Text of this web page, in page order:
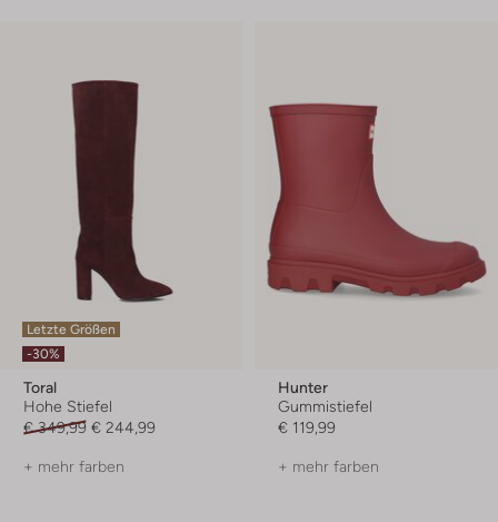
Letzte Größen
-30%
Toral
Hohe Stiefel
€ 349,99 € 244,99
+ mehr farben
Hunter
Gummistiefel
€ 119,99
+ mehr farben